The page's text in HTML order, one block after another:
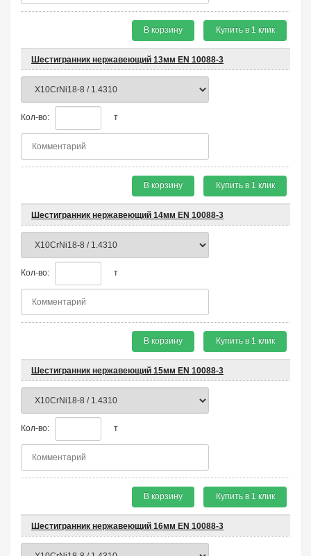
В корзину Купить в 1 клик
Шестигранник нержавеющий 13мм EN 10088-3
Кол-во: т
В корзину Купить в 1 клик
Шестигранник нержавеющий 14мм EN 10088-3
Кол-во: т
В корзину Купить в 1 клик
Шестигранник нержавеющий 15мм EN 10088-3
Кол-во: т
В корзину Купить в 1 клик
Шестигранник нержавеющий 16мм EN 10088-3